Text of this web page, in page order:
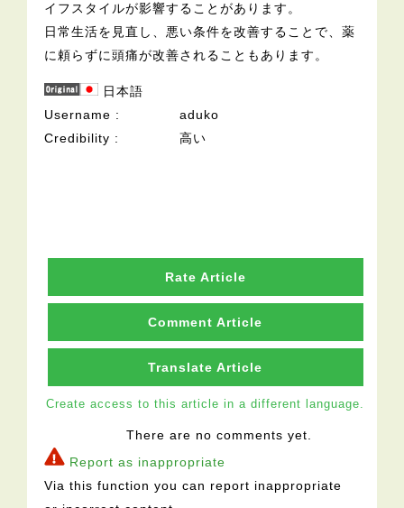
イフスタイルが影響することがあります。
日常生活を見直し、悪い条件を改善することで、薬
に頼らずに頭痛が改善されることもあります。
日本語
Username
aduko
Credibility
高い
Rate Article
Comment Article
Translate Article
Create access to this article in a different language.
There are no comments yet.
Report as inappropriate
Via this function you can report inappropriate